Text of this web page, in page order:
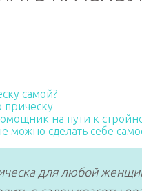
самой?
прическу
на пути к
можно сделать себе
для любой